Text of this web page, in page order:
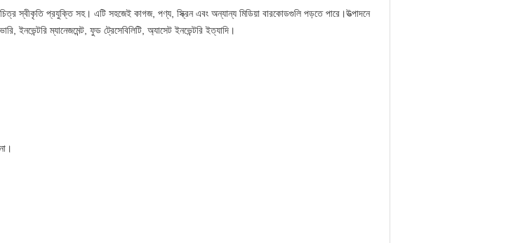
চিত্র স্বীকৃতি প্রযুক্তি সহ। এটি সহজেই কাগজ, পণ্য, স্ক্রিন এবং অন্যান্য মিডিয়া বারকোডগুলি পড়তে পারে।উত্পাদনে
ইনভেন্টরি ম্যানেজমেন্ট, ফুড ট্রেসেবিলিটি, অ্যাসেট ইনভেন্টরি ইত্যাদি।